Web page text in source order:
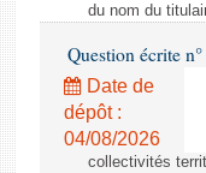
du nom du
Question écrite
Date de
dépôt :
04/08/2026
collectivités